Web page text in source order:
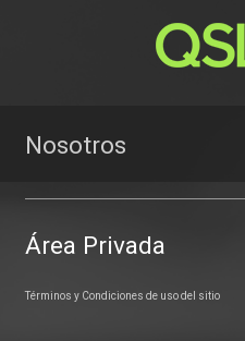
Nosotros
Área Privada
Términos y Condiciones de uso del sitio